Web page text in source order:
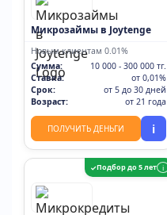
Микрозаймы в Joytenge
Новым клиентам 0.01%
Сумма:
10 000 - 300 000 тг.
Ставка:
от 0,01%
Срок:
от 5 до 30 дней
Возраст:
от 21 года
ПОЛУЧИТЬ ДЕНЬГИ i
✓Подбор до 5 лет i